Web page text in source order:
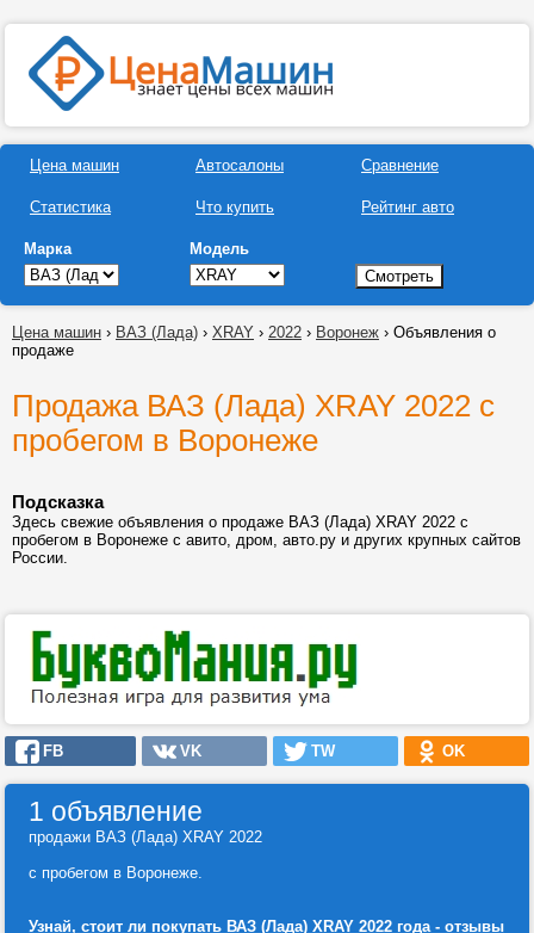
Цена машин
Статистика
Автосалоны
Что купить
Сравнение
Рейтинг авто
Марка Модель
Цена машин › ВАЗ (Лада) › XRAY › 2022 › Воронеж › Объявления о
продаже
Продажа ВАЗ (Лада) XRAY 2022 с
пробегом в Воронеже
Подсказка
Здесь свежие объявления о продаже ВАЗ (Лада) XRAY 2022 с
пробегом в Воронеже с авито, дром, авто.ру и других крупных сайтов
России.
FB VK TW OK
1 объявление
продажи ВАЗ (Лада) XRAY 2022
с пробегом в Воронеже.
Узнай, стоит ли покупать ВАЗ (Лада) XRAY 2022 года - отзывы